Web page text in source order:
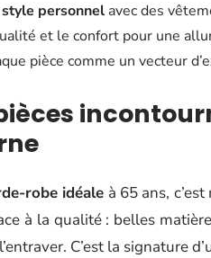
style personnel avec des
et le confort pour une
pièce comme un vecteur
robe idéale à 65 ans,
à la qualité : belles
C’est la signature